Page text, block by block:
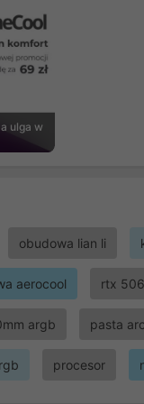
ulga w
obudowa lian li
aerocool rtx
argb pasta
procesor